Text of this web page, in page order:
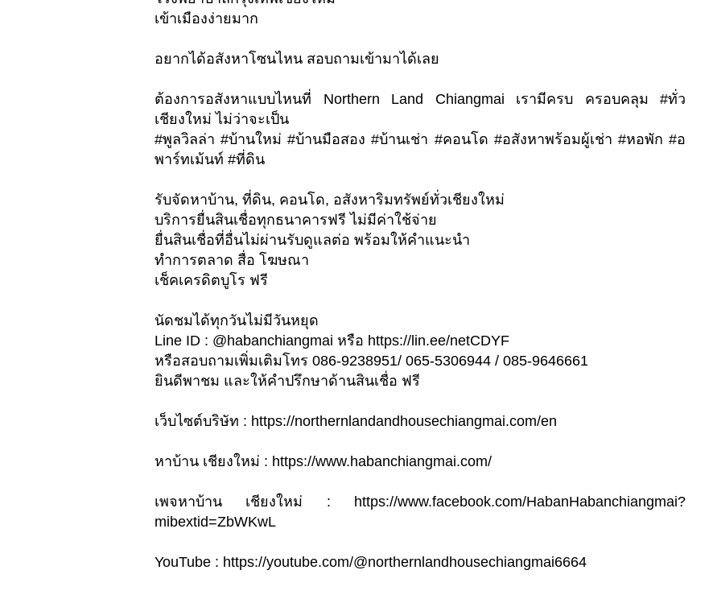
เข้าเมืองง่ายมาก
อยากได้อสังหาโซนไหน สอบถามเข้ามาได้เลย
ต้องการอสังหาแบบไหนที่ Northern Land Chiangmai เรามีครบ ครอบคลุม #ทั่ว
เชียงใหม่ ไม่ว่าจะเป็น
#พูลวิลล่า #บ้านใหม่ #บ้านมือสอง #บ้านเช่า #คอนโด #อสังหาพร้อมผู้เช่า #หอพัก #อ
พาร์ทเม้นท์ #ที่ดิน
รับจัดหาบ้าน, ที่ดิน, คอนโด, อสังหาริมทรัพย์ทั่วเชียงใหม่
บริการยื่นสินเชื่อทุกธนาคารฟรี ไม่มีค่าใช้จ่าย
ยื่นสินเชื่อที่อื่นไม่ผ่านรับดูแลต่อ พร้อมให้คำแนะนำ
ทำการตลาด สื่อ โฆษณา
เช็คเครดิตบูโร ฟรี
นัดชมได้ทุกวันไม่มีวันหยุด
Line ID : @habanchiangmai หรือ https://lin.ee/netCDYF
หรือสอบถามเพิ่มเติมโทร 086-9238951/ 065-5306944 / 085-9646661
ยินดีพาชม และให้คำปรึกษาด้านสินเชื่อ ฟรี
เว็บไซต์บริษัท : https://northernlandandhousechiangmai.com/en
หาบ้าน เชียงใหม่ : https://www.habanchiangmai.com/
เพจหาบ้าน เชียงใหม่ : https://www.facebook.com/HabanHabanchiangmai?
mibextid=ZbWKwL
YouTube : https://youtube.com/@northernlandhousechiangmai6664